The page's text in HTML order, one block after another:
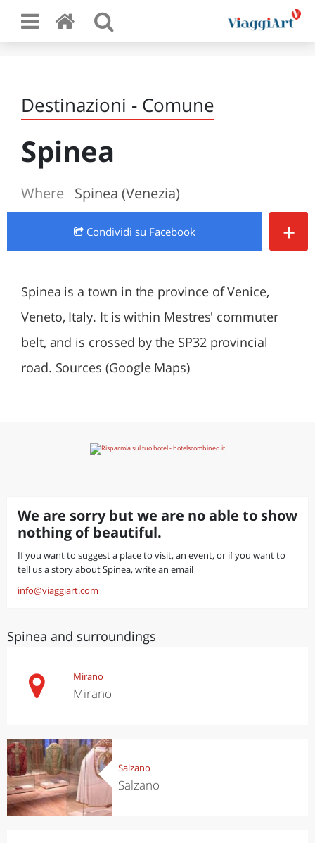
Destinazioni - Comune
Spinea
Where Spinea (Venezia)
Condividi su Facebook +
Spinea is a town in the province of Venice,
Veneto, Italy. It is within Mestres' commuter
belt, and is crossed by the SP32 provincial
road. Sources (Google Maps)
We are sorry but we are no able to show
nothing of beautiful.
If you want to suggest a place to visit, an event, or if you want to
tell us a story about Spinea, write an email
info@viaggiart.com
Spinea and surroundings
Mirano
Mirano
Salzano
Salzano